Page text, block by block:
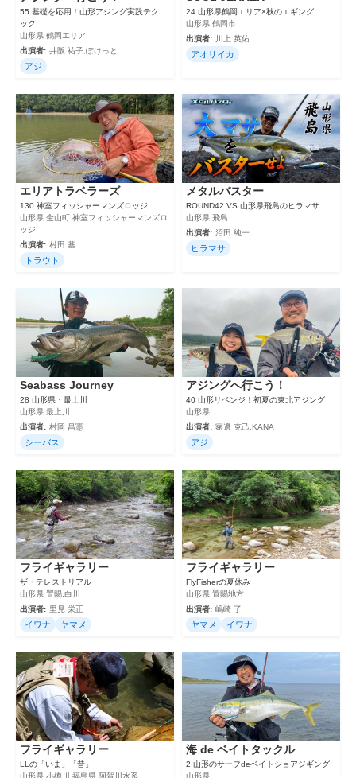
55 基礎を応用！山形アジング実践テクニ
ック
山形県 鶴岡エリア
出演者: 井阪 祐子,ぽけっと
アジ
24 山形県鶴岡エリア×秋のエギング
山形県 鶴岡市
出演者:
川上 英佑
アオリイカ
エリアトラベラーズ
130 神室フィッシャーマンズロッジ
山形県 金山町 神室フィッシャーマンズロ
ッジ
出演者: 村田 基
トラウト
メタルバスター
ROUND42 VS 山形県飛島のヒラマサ
山形県 飛島
出演者: 沼田 純一
ヒラマサ
Seabass Journey
28 山形県・最上川
山形県 最上川
出演者: 村岡 昌憲
シーバス
アジングへ行こう！
40 山形リベンジ！初夏の東北アジング
山形県
出演者: 家邊 克己,KANA
アジ
フライギャラリー
ザ・テレストリアル
山形県 置賜,白川
出演者: 里見 栄正
イワナ ヤマメ
フライギャラリー
FlyFisherの夏休み
山形県 置賜地方
出演者: 嶋崎 了
ヤマメ イワナ
フライギャラリー
LLの「いま」「昔」
山形県 小樽川,福島県 阿賀川水系
海 de ベイトタックル
2 山形のサーフdeベイトショアジギング
山形県